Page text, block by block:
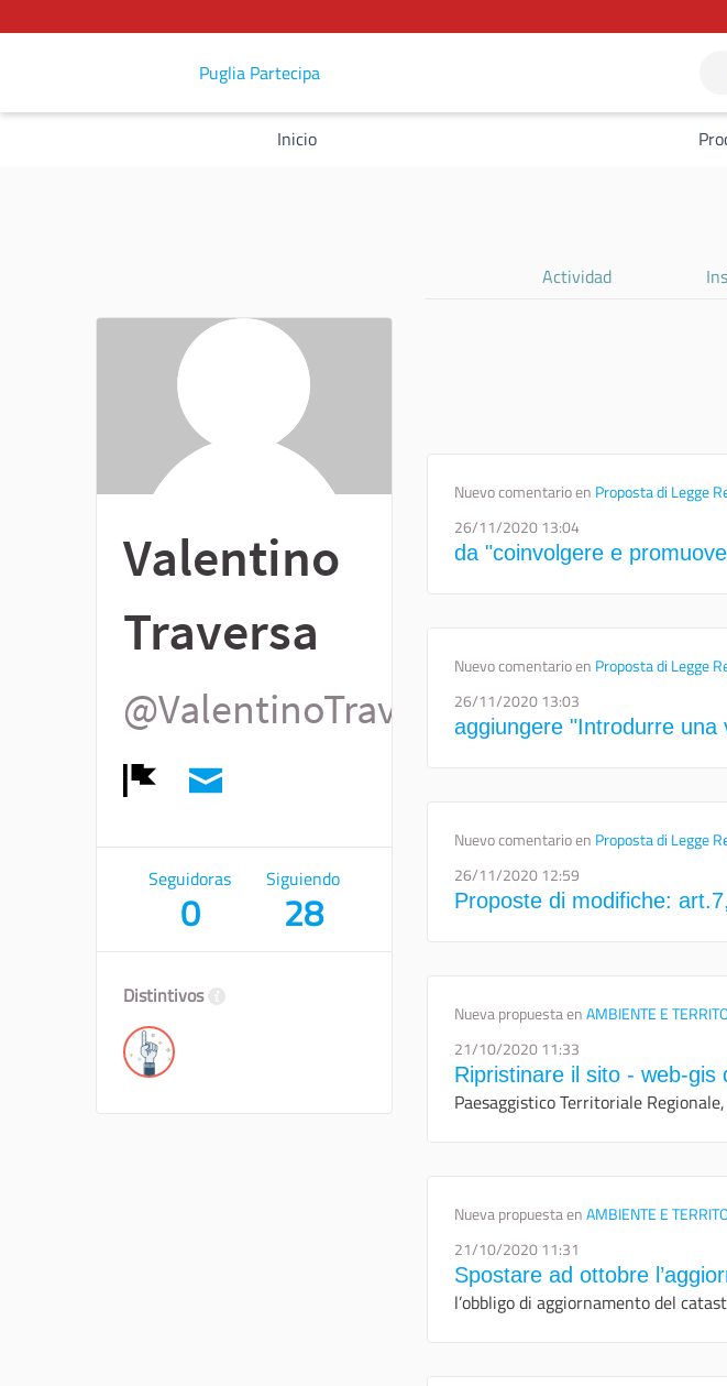
Puglia Partecipa
Inicio
Actividad
Valentino
Traversa
@ValentinoTraversa
Seguidoras
0
Siguiendo
28
Distintivos
Nuevo comentario en Proposta di Legge
26/11/2020 13:04
da "coinvolgere e
Nuevo comentario en Proposta di Legge
26/11/2020 13:03
aggiungere "Introdurre una
Nuevo comentario en Proposta di Legge
26/11/2020 12:59
Proposte di modifiche:
Nueva propuesta enAMBIENTE E
21/10/2020 11:33
Ripristinare il sito - web-gis
Paesaggistico Territoriale
Nueva propuesta enAMBIENTE E
21/10/2020 11:31
Spostare ad ottobre
l’obbligo di aggiornamento del